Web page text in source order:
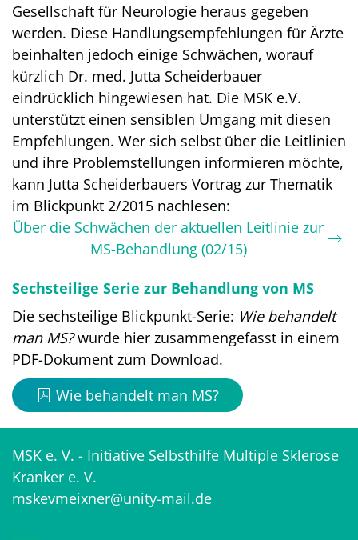
Gesellschaft für Neurologie heraus gegeben
werden. Diese Handlungsempfehlungen für Ärzte
beinhalten jedoch einige Schwächen, worauf
kürzlich Dr. med. Jutta Scheiderbauer
eindrücklich hingewiesen hat. Die MSK e.V.
unterstützt einen sensiblen Umgang mit diesen
Empfehlungen. Wer sich selbst über die Leitlinien
und ihre Problemstellungen informieren möchte,
kann Jutta Scheiderbauers Vortrag zur Thematik
im Blickpunkt 2/2015 nachlesen:
Über die Schwächen der aktuellen Leitlinie zur
MS-Behandlung (02/15)
Sechsteilige Serie zur Behandlung von MS
Die sechsteilige Blickpunkt-Serie: Wie behandelt
man MS?wurde hier zusammengefasst in einem
PDF-Dokument zum Download.
Wie behandelt man MS?
MSK e. V. - Initiative Selbsthilfe Multiple Sklerose
Kranker e. V.
mskevmeixner@unity-mail.de